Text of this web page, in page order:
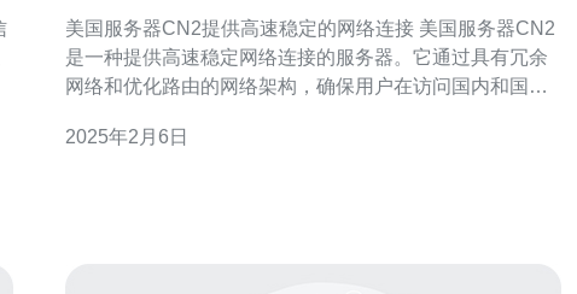
美国服务器CN2提供高速稳定的网络连接 美国服务器CN2
是一种提供高速稳定网络连接的服务器。它通过具有冗余
网络和优化路由的网络架构，确保用户在访问国内和国际
通过优化的网络架构提供高速稳定的网络连接。它采用了
2025年2月6日